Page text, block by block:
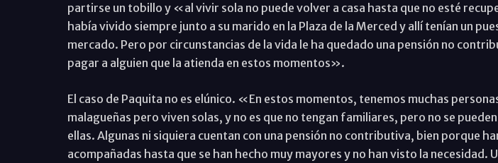
partirse un tobillo y «al vivir sola no puede volver a casa hasta que no esté
había vivido siempre junto a su marido en la Plaza de la Merced y allí tenían un
mercado. Pero por circunstancias de la vida le ha quedado una pensión no
pagar a alguien que la atienda en estos momentos».
El caso de Paquita no es elúnico. «En estos momentos, tenemos muchas
malagueñas pero viven solas, y no es que no tengan familiares, pero no se
ellas. Algunas ni siquiera cuentan con una pensión no contributiva, bien porque
acompañadas hasta que se han hecho muy mayores y no han visto la necesidad.